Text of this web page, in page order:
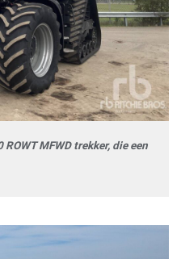
MFWD trekker, die een